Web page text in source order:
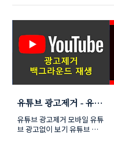
다'라는 멘트를 제거하는 글
자연스러운 자동 통화녹음을
사용할 수 있겠네요 '통화녹
음을 시작합니다', '통화녹음
을 종료합니다' 라는안내멘트
를 제거하..
는데 다운로드만 표시되어 다
운시도를 해도 계속 로딩만
착예정인건지도 알 수 없습니
다. 한 번씩 튀어나오는 문
제점에 당황스럽기는 하지만
아직까지는 해결 가능한 문제
점만 있습니다. padding:
3px 5px; border-left-
style: solid; border-left-
color: #55555b; margin:
5px 0px; letter-spacing:
1px; line-height: 1.5;
border-image: initial;"
유튜브 광고제거 - 유트
브 백그라운드 재생
유튜브 광고제거 모바일 유튜
브 광고없이 보기 유튜브 백